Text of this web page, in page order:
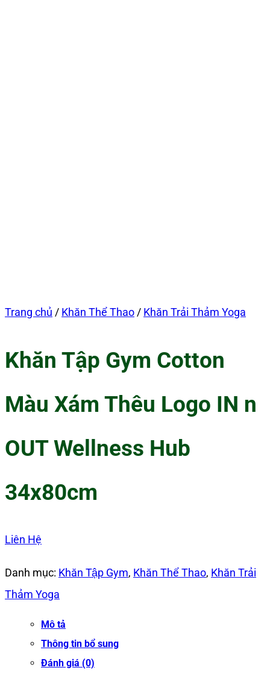
Trang chủ / Khăn Thể Thao / Khăn Trải Thảm Yoga
Khăn Tập Gym Cotton
Màu Xám Thêu Logo IN n
OUT Wellness Hub
34x80cm
Liên Hệ
Danh mục: Khăn Tập Gym, Khăn Thể Thao, Khăn Trải
Thảm Yoga
Mô tả
Thông tin bổ sung
Đánh giá (0)